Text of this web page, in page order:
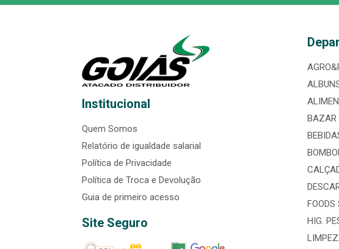
Institucional
Quem Somos
Relatório de igualdade salarial
Política de Privacidade
Política de Troca e Devolução
Guia de primeiro acesso
Site Seguro
BAZAR
FOODS
HIG.